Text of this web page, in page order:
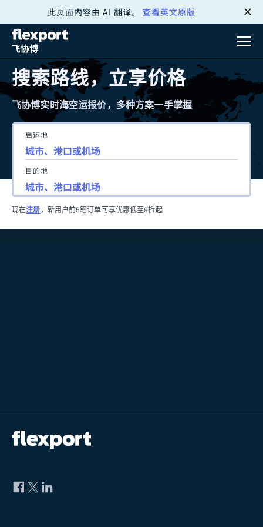
此页面内容由 AI 翻译。 查看英文原版
搜索路线，立享价格
飞协博实时海空运报价，多种方案一手掌握
启运地
目的地
现在注册 ，新用户前5笔订单可享优惠低至9折起